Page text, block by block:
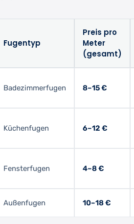
Fugentyp
Preis pro
Meter
(gesamt)
Badezimmerfugen 8–15 €
Küchenfugen 6–12 €
Fensterfugen 4–8 €
Außenfugen 10–18 €